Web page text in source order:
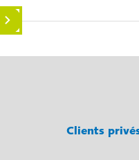
Clients